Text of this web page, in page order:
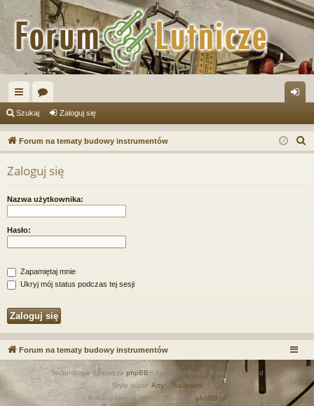
ię
ce
j
…
or
a og
uj
Szukaj Zaloguj się
Forum na tematy budowy instrumentów
z
Zaloguj się
Nazwa użytkownika:
Hasło:
Zapamiętaj mnie
Ukryj mój status podczas tej sesji
Forum na tematy budowy instrumentów
Technologię dostarcza phpBB® Forum Software © phpBB Limited
Style autor: Arty
halilesen
Polski pakiet językowy dostarcza phpBB.pl